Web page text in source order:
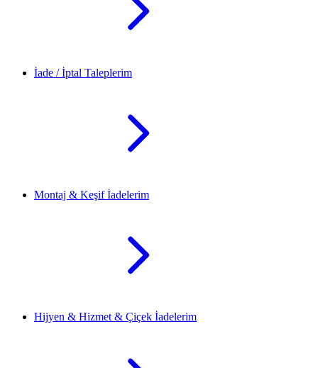
İade / İptal Taleplerim
Montaj & Keşif İadelerim
Hijyen & Hizmet & Çiçek İadelerim